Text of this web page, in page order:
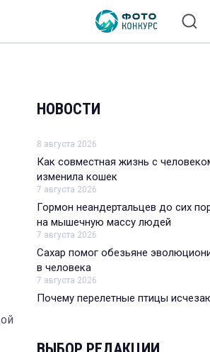
НОВОСТИ
8 августа 2026
Как совместная жизнь с
изменила кошек
7 августа 2026
Гормон неандертальцев до сих
на мышечную массу людей
7 августа 2026
Сахар помог обезьяне
в человека
7 августа 2026
Почему перелетные птицы